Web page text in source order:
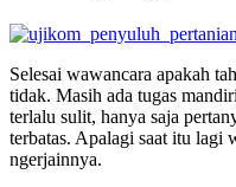
Selesai wawancara apakah
tidak. Masih ada tugas
terlalu sulit, hanya saja
terbatas. Apalagi saat itu lagi
ngerjainnya.